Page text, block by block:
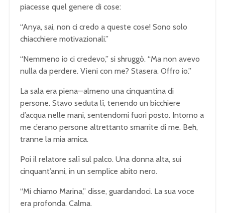
piacesse quel genere di cose:
“Anya, sai, non ci credo a queste cose! Sono solo
chiacchiere motivazionali.”
“Nemmeno io ci credevo,” si shruggò. “Ma non avevo
nulla da perdere. Vieni con me? Stasera. Offro io.”
La sala era piena—almeno una cinquantina di
persone. Stavo seduta lì, tenendo un bicchiere
d’acqua nelle mani, sentendomi fuori posto. Intorno a
me c’erano persone altrettanto smarrite di me. Beh,
tranne la mia amica.
Poi il relatore salì sul palco. Una donna alta, sui
cinquant’anni, in un semplice abito nero.
“Mi chiamo Marina,” disse, guardandoci. La sua voce
era profonda. Calma.